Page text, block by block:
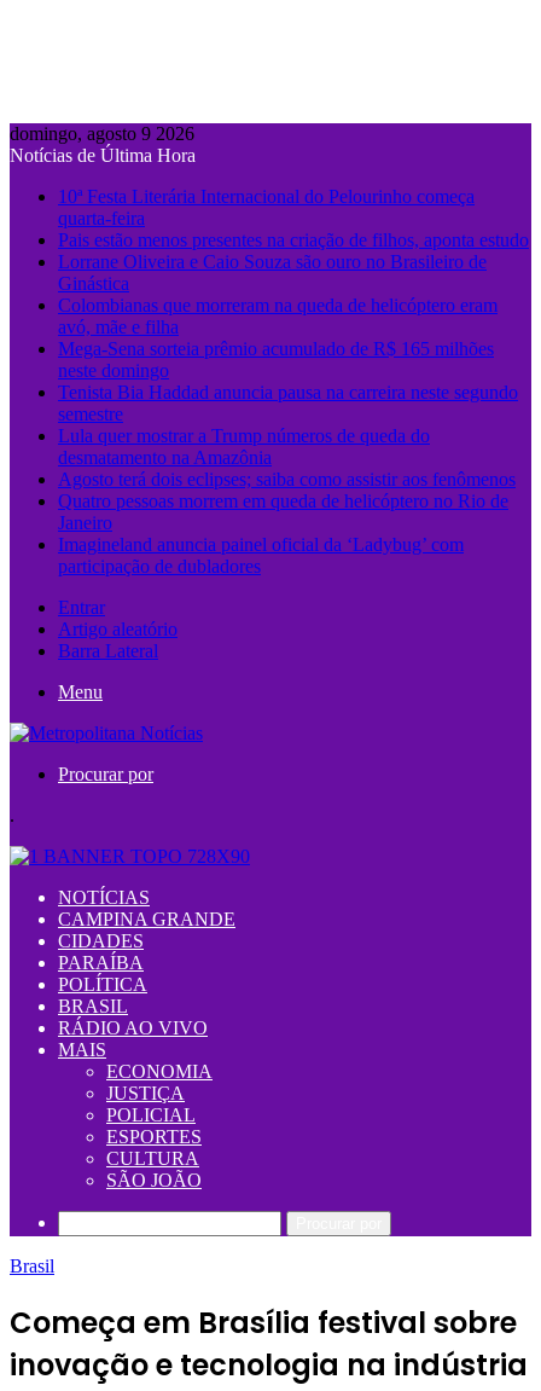
domingo, agosto 9 2026
Notícias de Última Hora
10ª Festa Literária Internacional do Pelourinho começa
quarta-feira
Pais estão menos presentes na criação de filhos, aponta estudo
Lorrane Oliveira e Caio Souza são ouro no Brasileiro de
Ginástica
Colombianas que morreram na queda de helicóptero eram
avó, mãe e filha
Mega-Sena sorteia prêmio acumulado de R$ 165 milhões
neste domingo
Tenista Bia Haddad anuncia pausa na carreira neste segundo
semestre
Lula quer mostrar a Trump números de queda do
desmatamento na Amazônia
Agosto terá dois eclipses; saiba como assistir aos fenômenos
Quatro pessoas morrem em queda de helicóptero no Rio de
Janeiro
Imagineland anuncia painel oficial da ‘Ladybug’ com
participação de dubladores
Entrar
Artigo aleatório
Barra Lateral
Menu
Procurar por
.
NOTÍCIAS
CAMPINA GRANDE
CIDADES
PARAÍBA
POLÍTICA
BRASIL
RÁDIO AO VIVO
MAIS
ECONOMIA
JUSTIÇA
POLICIAL
ESPORTES
CULTURA
SÃO JOÃO
Brasil
Começa em Brasília festival sobre
inovação e tecnologia na indústria